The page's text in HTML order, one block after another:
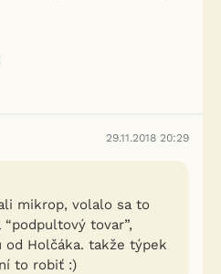
29.11.2018 20:29
mikrop, volalo sa to
tovar”,
od Holčáka. takže týpek
to robiť :)